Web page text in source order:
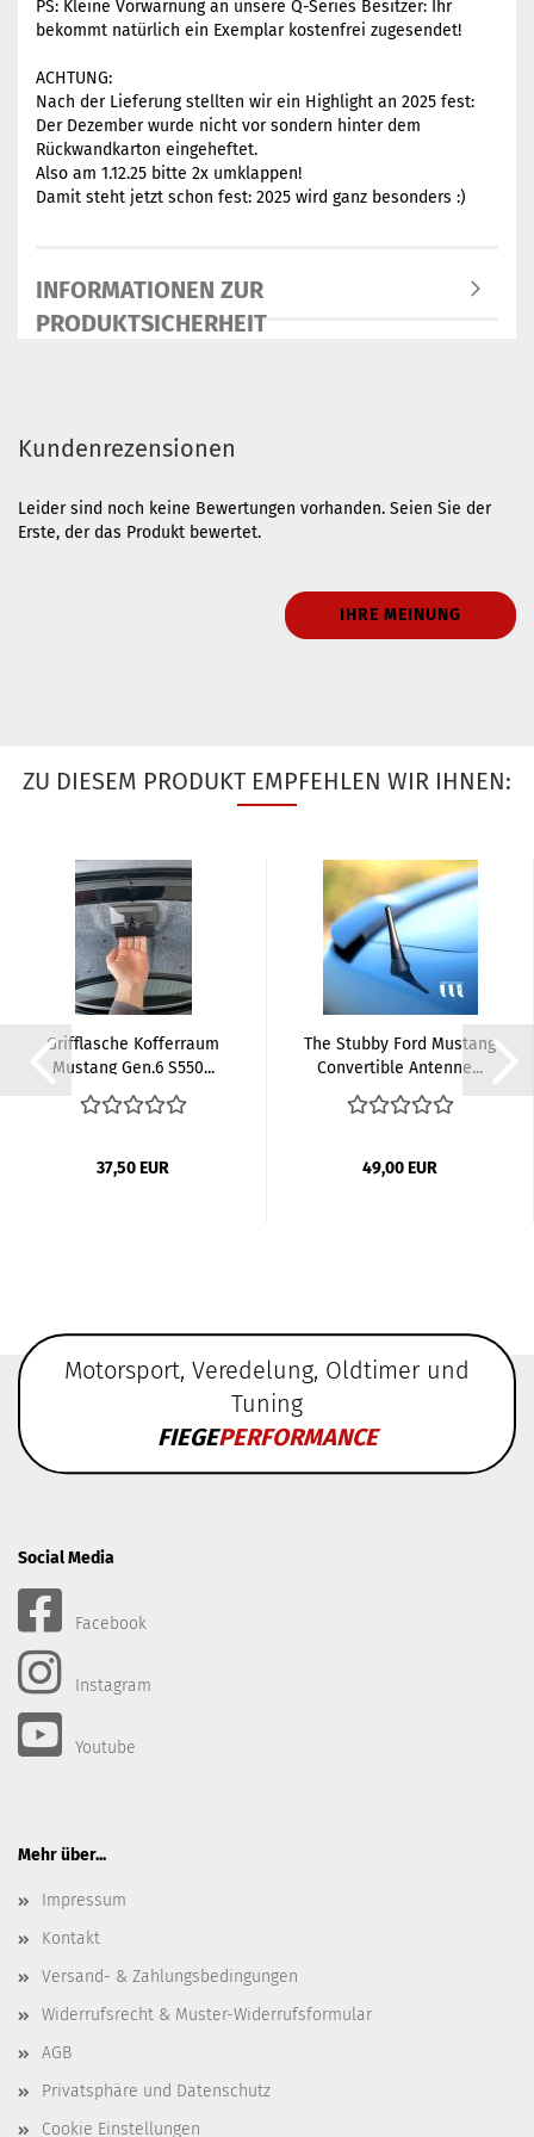
PS: Kleine Vorwarnung an unsere Q-Series Besitzer: Ihr
bekommt natürlich ein Exemplar kostenfrei zugesendet!
ACHTUNG:
Nach der Lieferung stellten wir ein Highlight an 2025 fest:
Der Dezember wurde nicht vor sondern hinter dem
Rückwandkarton eingeheftet.
Also am 1.12.25 bitte 2x umklappen!
Damit steht jetzt schon fest: 2025 wird ganz besonders :)
INFORMATIONEN ZUR
PRODUKTSICHERHEIT
Kundenrezensionen
Leider sind noch keine Bewertungen vorhanden. Seien Sie der
Erste, der das Produkt bewertet.
IHRE MEINUNG
ZU DIESEM PRODUKT EMPFEHLEN WIR IHNEN:
Grifflasche Kofferraum
Mustang Gen.6 S550...
37,50 EUR
The Stubby Ford Mustang
Convertible Antenne...
49,00 EUR
Motorsport, Veredelung, Oldtimer und
Tuning
FIEGEPERFORMANCE
Social Media
Facebook
Instagram
Youtube
Mehr über...
Impressum
Kontakt
Versand- & Zahlungsbedingungen
Widerrufsrecht & Muster-Widerrufsformular
AGB
Privatsphäre und Datenschutz
Cookie Einstellungen